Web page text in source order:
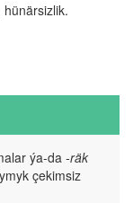
ýa-da -räk
çekimsiz